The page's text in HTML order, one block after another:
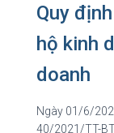
Quy
hộ kinh
doanh
Ngày 01/6/
40/2021/TT-